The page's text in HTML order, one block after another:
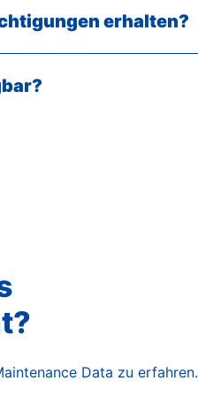
erhalten?
Data zu erfahren.